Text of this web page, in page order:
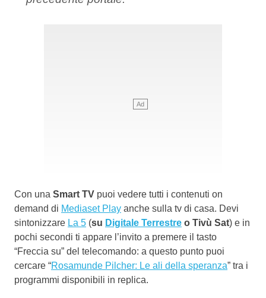
Con una Smart TV puoi vedere tutti i contenuti on
demand di Mediaset Play anche sulla tv di casa. Devi
sintonizzare La 5 (su Digitale Terrestre o Tivù Sat) e in
pochi secondi ti appare l’invito a premere il tasto
“Freccia su” del telecomando: a questo punto puoi
cercare “Rosamunde Pilcher: Le ali della speranza” tra i
programmi disponibili in replica.